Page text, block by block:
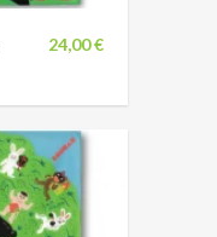
24,00 €